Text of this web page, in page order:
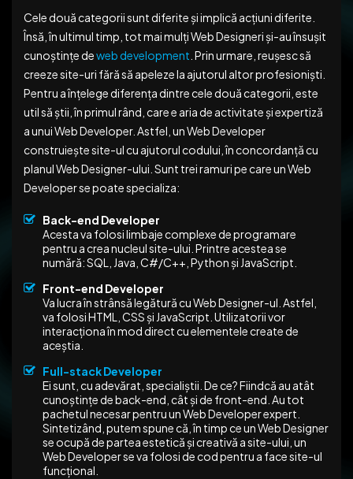
Cele două categorii sunt diferite și implică acțiuni diferite.
Însă, în ultimul timp, tot mai mulți Web Designeri și-au însușit
cunoștințe deweb development . Prin urmare, reușesc să
creeze site-uri fără să apeleze la ajutorul altor profesioniști.
Pentru a înțelege diferența dintre cele două categorii, este
util să știi, în primul rând, care e aria de activitate și expertiză
a unui Web Developer. Astfel, un Web Developer
construiește site-ul cu ajutorul codului, în concordanță cu
planul Web Designer-ului. Sunt trei ramuri pe care un Web
Developer se poate specializa:
Back-end Developer
Acesta va folosi limbaje complexe de programare
pentru a crea nucleul site-ului. Printre acestea se
numără: SQL, Java, C#/C++, Python și JavaScript.
Front-end Developer
Va lucra în strânsă legătură cu Web Designer-ul. Astfel,
va folosi HTML, CSS și JavaScript. Utilizatorii vor
interacționa în mod direct cu elementele create de
aceștia.
Full-stack Developer
Ei sunt, cu adevărat, specialiștii. De ce? Fiindcă au atât
cunoștințe de back-end, cât și de front-end. Au tot
pachetul necesar pentru un Web Developer expert.
Sintetizând, putem spune că, în timp ce un Web Designer
se ocupă de partea estetică și creativă a site-ului, un
Web Developer se va folosi de cod pentru a face site-ul
funcțional.